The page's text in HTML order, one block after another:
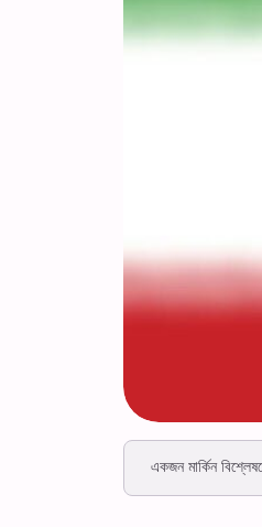
একজন মার্কিন